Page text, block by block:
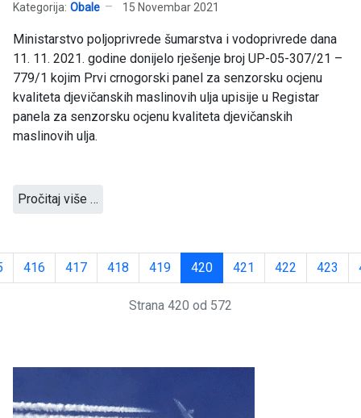
Kategorija: Obale 15 Novembar 2021
Ministarstvo poljoprivrede šumarstva i vodoprivrede dana
11. 11. 2021. godine donijelo rješenje broj UP-05-307/21 –
779/1 kojim Prvi crnogorski panel za senzorsku ocjenu
kvaliteta djevičanskih maslinovih ulja upisije u Registar
panela za senzorsku ocjenu kvaliteta djevičanskih
maslinovih ulja.
Pročitaj više …
416 417 418 419 420 421 422 423
Strana 420 od 572